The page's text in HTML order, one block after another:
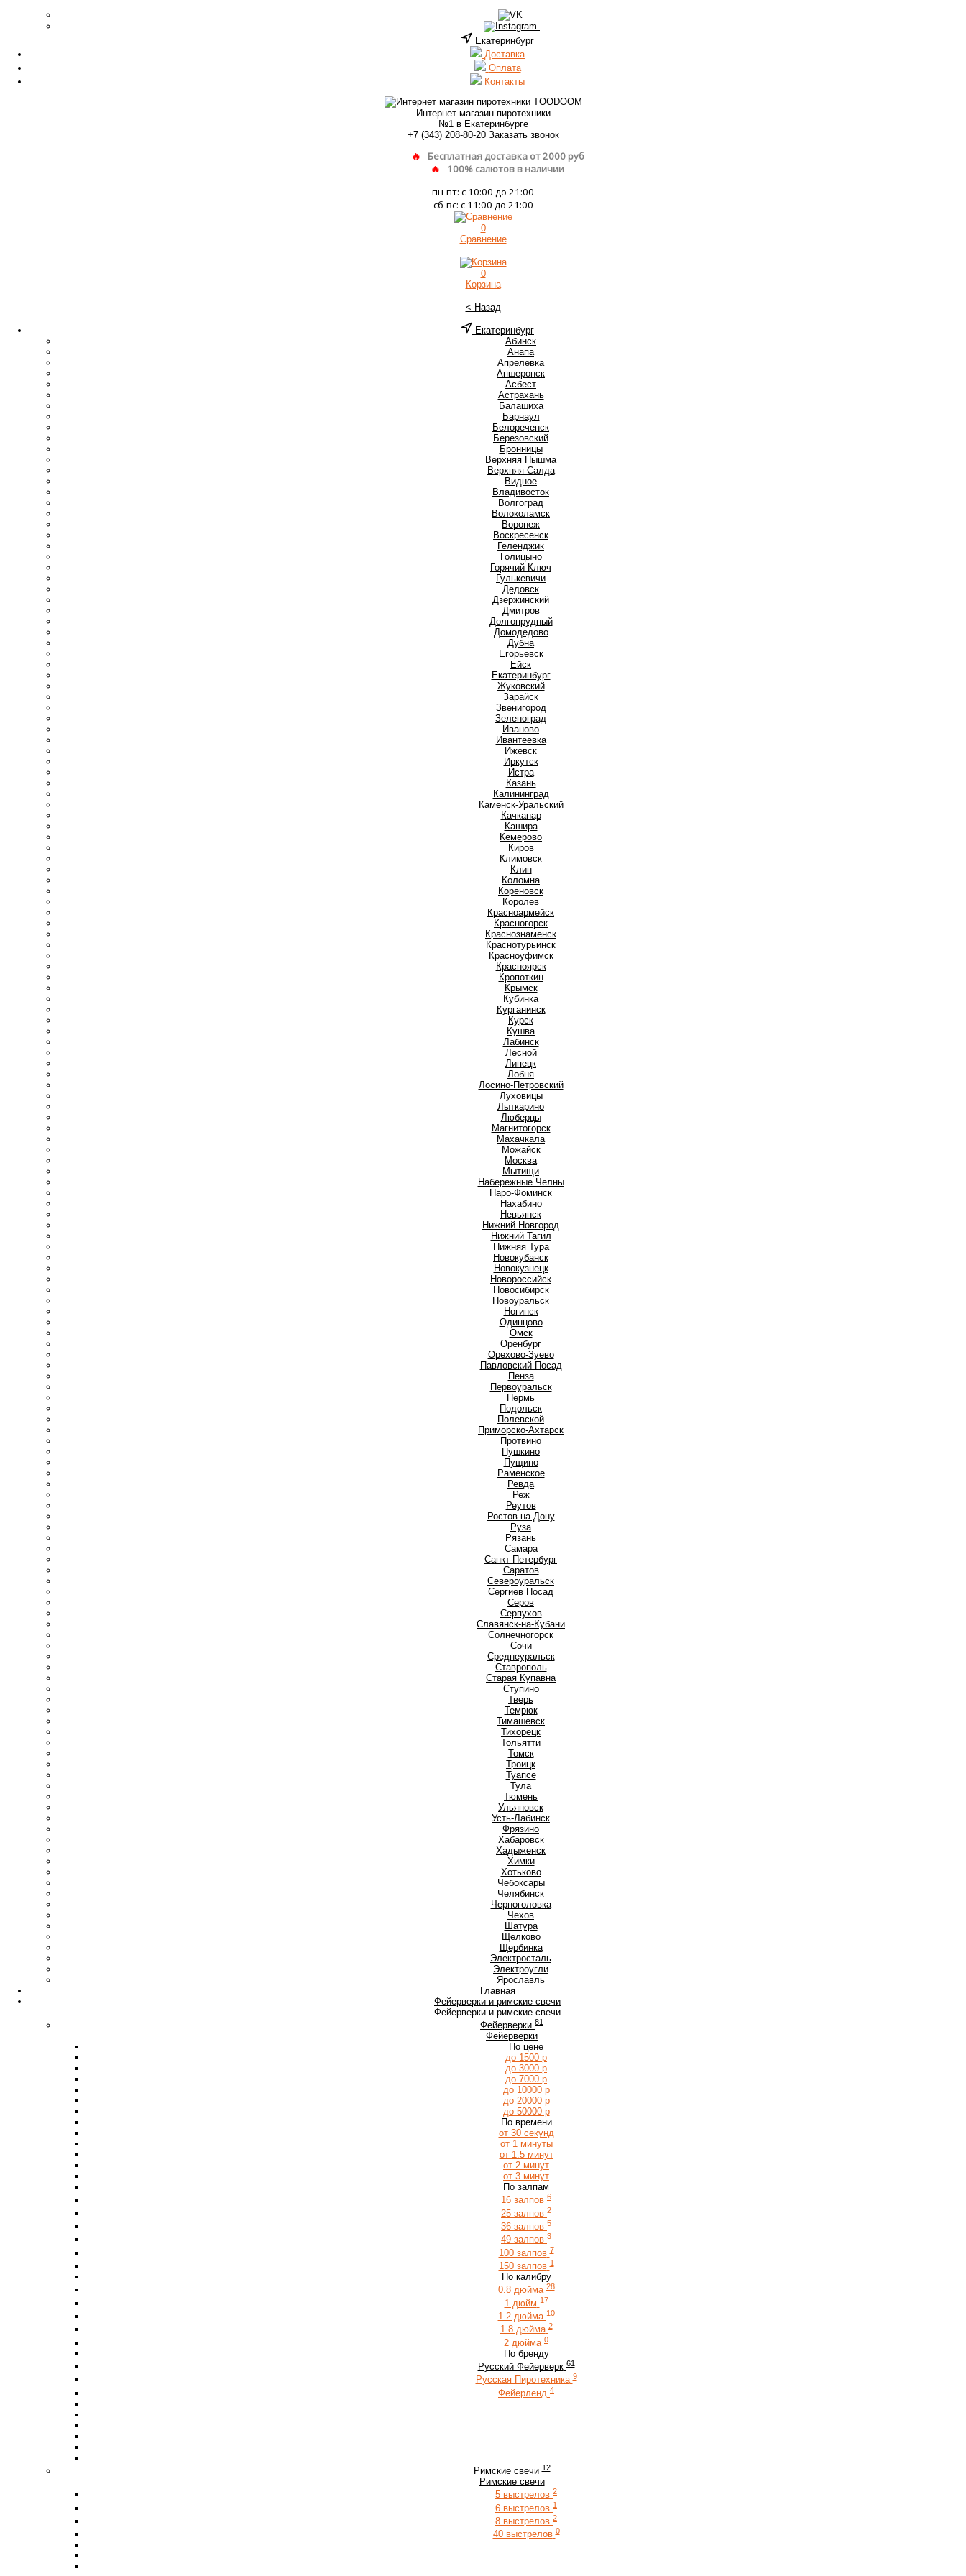
Екатеринбург
Доставка
Оплата
Контакты
Интернет магазин пиротехники
№1 в Екатеринбурге
+7 (343) 208-80-20 Заказать звонок
Бесплатная доставка от 2000 руб
100% салютов в наличии
пн-пт: с 10:00 до 21:00
сб-вс: с 11:00 до 21:00
0
Сравнение
0
Корзина
< Назад
Екатеринбург
Абинск
Анапа
Апрелевка
Апшеронск
Асбест
Астрахань
Балашиха
Барнаул
Белореченск
Березовский
Бронницы
Верхняя Пышма
Верхняя Салда
Видное
Владивосток
Волгоград
Волоколамск
Воронеж
Воскресенск
Геленджик
Голицыно
Горячий Ключ
Гулькевичи
Дедовск
Дзержинский
Дмитров
Долгопрудный
Домодедово
Дубна
Егорьевск
Ейск
Екатеринбург
Жуковский
Зарайск
Звенигород
Зеленоград
Иваново
Ивантеевка
Ижевск
Иркутск
Истра
Казань
Калининград
Каменск-Уральский
Качканар
Кашира
Кемерово
Киров
Климовск
Клин
Коломна
Кореновск
Королев
Красноармейск
Красногорск
Краснознаменск
Краснотурьинск
Красноуфимск
Красноярск
Кропоткин
Крымск
Кубинка
Курганинск
Курск
Кушва
Лабинск
Лесной
Липецк
Лобня
Лосино-Петровский
Луховицы
Лыткарино
Люберцы
Магнитогорск
Махачкала
Можайск
Москва
Мытищи
Набережные Челны
Наро-Фоминск
Нахабино
Невьянск
Нижний Новгород
Нижний Тагил
Нижняя Тура
Новокубанск
Новокузнецк
Новороссийск
Новосибирск
Новоуральск
Ногинск
Одинцово
Омск
Оренбург
Орехово-Зуево
Павловский Посад
Пенза
Первоуральск
Пермь
Подольск
Полевской
Приморско-Ахтарск
Протвино
Пушкино
Пущино
Раменское
Ревда
Реж
Реутов
Ростов-на-Дону
Руза
Рязань
Самара
Санкт-Петербург
Саратов
Североуральск
Сергиев Посад
Серов
Серпухов
Славянск-на-Кубани
Солнечногорск
Сочи
Среднеуральск
Ставрополь
Старая Купавна
Ступино
Тверь
Темрюк
Тимашевск
Тихорецк
Тольятти
Томск
Троицк
Туапсе
Тула
Тюмень
Ульяновск
Усть-Лабинск
Фрязино
Хабаровск
Хадыженск
Химки
Хотьково
Чебоксары
Челябинск
Черноголовка
Чехов
Шатура
Щелково
Щербинка
Электросталь
Электроугли
Ярославль
Главная
Фейерверки и римские свечи
Фейерверки и римские свечи
Фейерверки 81
Фейерверки
По цене
до 1500 р
до 3000 р
до 7000 р
до 10000 р
до 20000 р
до 50000 р
По времени
от 30 секунд
от 1 минуты
от 1.5 минут
от 2 минут
от 3 минут
По залпам
16 залпов 6
25 залпов 2
36 залпов 5
49 залпов 3
100 залпов 7
150 залпов 1
По калибру
0.8 дюйма 28
1 дюйм 17
1.2 дюйма 10
1.8 дюйма 2
2 дюйма 0
По бренду
Русский Фейерверк 61
Русская Пиротехника 9
Фейерленд 4
Римские свечи 12
Римские свечи
5 выстрелов 2
6 выстрелов 1
8 выстрелов 2
40 выстрелов 0